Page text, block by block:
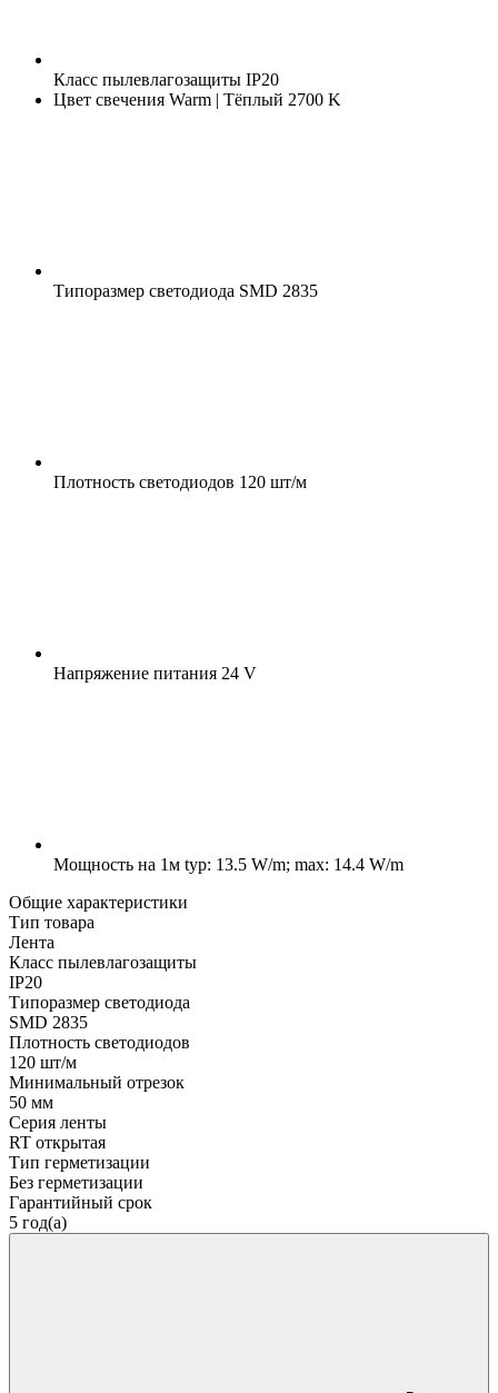
Класс пылевлагозащиты IP20
Цвет свечения Warm | Тёплый 2700 K
Типоразмер светодиода SMD 2835
Плотность светодиодов 120 шт/м
Напряжение питания 24 V
Мощность на 1м typ: 13.5 W/m; max: 14.4 W/m
Общие характеристики
Тип товара
Лента
Класс пылевлагозащиты
IP20
Типоразмер светодиода
SMD 2835
Плотность светодиодов
120 шт/м
Минимальный отрезок
50 мм
Серия ленты
RT открытая
Тип герметизации
Без герметизации
Гарантийный срок
5 год(а)